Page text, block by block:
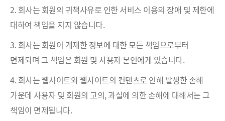
2. 회사는 회원의 귀책사유로 인한 서비스 이용의 장애 및 제한에
대하여 책임을 지지 않습니다.
3. 회사는 회원이 게재한 정보에 대한 모든 책임으로부터
면제되며 그 책임은 회원 및 사용자 본인에게 있습니다.
4. 회사는 웹사이트와 웹사이트의 컨텐츠로 인해 발생한 손해
가운데 사용자 및 회원의 고의, 과실에 의한 손해에 대해서는 그
책임이 면제됩니다.